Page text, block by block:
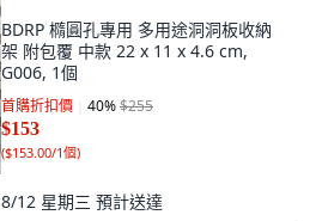
BDRP 橢圓孔專用 多用途洞洞板收納
架 附包覆 中款 22 x 11 x 4.6 cm,
G006, 1個
首購折扣價 40%$255
$153
($153.00/1個)
8/12 星期三 預計送達